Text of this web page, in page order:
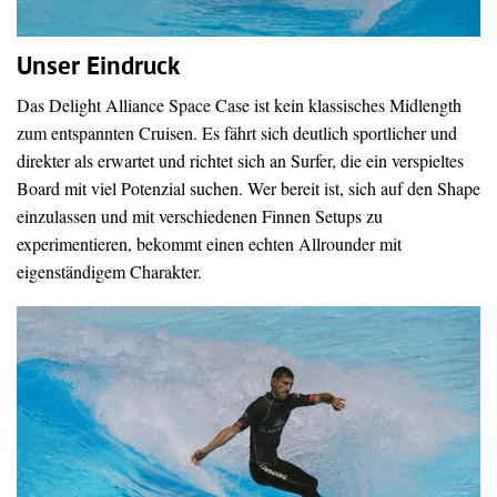
Unser Eindruck
Das Delight Alliance Space Case ist kein klassisches Midlength
zum entspannten Cruisen. Es fährt sich deutlich sportlicher und
direkter als erwartet und richtet sich an Surfer, die ein verspieltes
Board mit viel Potenzial suchen. Wer bereit ist, sich auf den Shape
einzulassen und mit verschiedenen Finnen Setups zu
experimentieren, bekommt einen echten Allrounder mit
eigenständigem Charakter.